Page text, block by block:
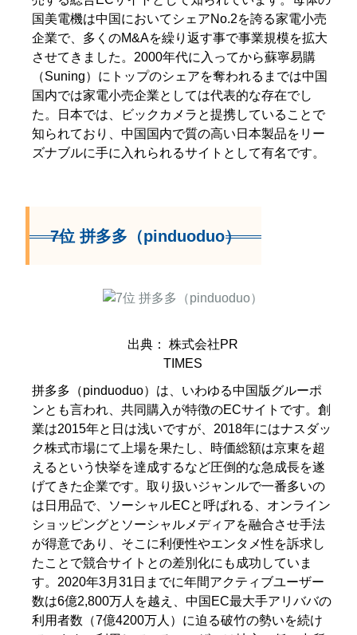
国美電機は中国においてシェアNo.2を誇る家電小売
企業で、多くのM&Aを繰り返す事で事業規模を拡大
させてきました。2000年代に入ってから蘇寧易購
（Suning）にトップのシェアを奪われるまでは中国
国内では家電小売企業としては代表的な存在でし
た。日本では、ビックカメラと提携していることで
知られており、中国国内で質の高い日本製品をリー
ズナブルに手に入れられるサイトとして有名です。
7位 拼多多（pinduoduo）
出典： 株式会社PR
TIMES
拼多多（pinduoduo）は、いわゆる中国版グルーポ
ンとも言われ、共同購入が特徴のECサイトです。創
業は2015年と日は浅いですが、2018年にはナスダッ
ク株式市場にて上場を果たし、時価総額は京東を超
えるという快挙を達成するなど圧倒的な急成長を遂
げてきた企業です。取り扱いジャンルで一番多いの
は日用品で、ソーシャルECと呼ばれる、オンライン
ショッピングとソーシャルメディアを融合させ手法
が得意であり、そこに利便性やエンタメ性を訴求し
たことで競合サイトとの差別化にも成功していま
す。2020年3月31日までに年間アクティブユーザー
数は6億2,800万人を越え、中国EC最大手アリババの
利用者数（7億4200万人）に迫る破竹の勢いを続け